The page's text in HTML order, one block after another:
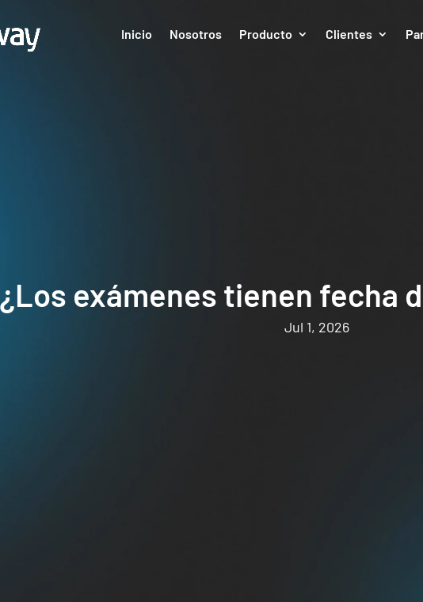
Inicio Nosotros Producto Clientes
¿Los exámenes tienen fecha
Jul 1, 2026